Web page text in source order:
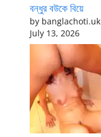
বন্ধুর বউকে বিয়ে
by banglachoti.uk
July 13, 2026